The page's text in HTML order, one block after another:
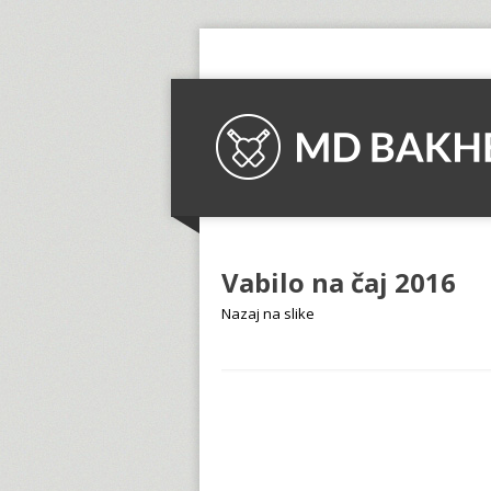
Vabilo na čaj 2016
Nazaj na slike